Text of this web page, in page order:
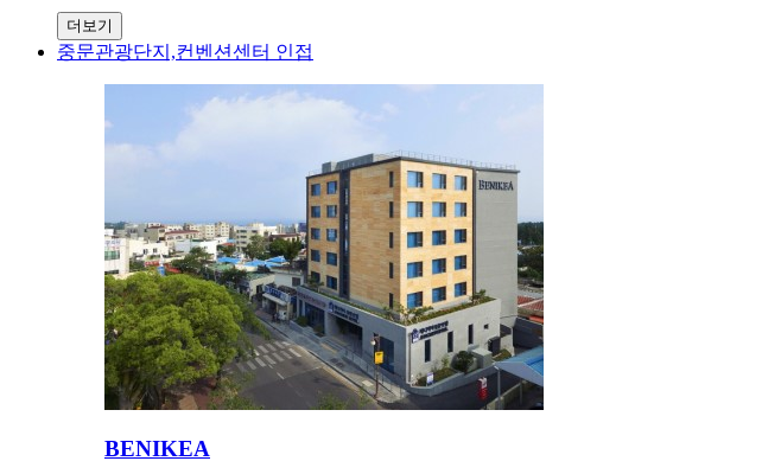
더보기
중문관광단지,컨벤션센터 인접
BENIKEA